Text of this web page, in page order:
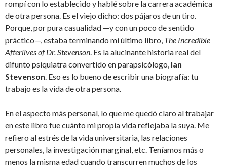
rompí con lo establecido y hablé sobre la carrera académica
de otra persona. Es el viejo dicho: dos pájaros de un tiro.
Porque, por pura casualidad —y con un poco de sentido
práctico—, estaba terminando mi último libro, The Incredible
Afterlives of Dr. Stevenson. Es la alucinante historia real del
difunto psiquiatra convertido en parapsicólogo, Ian
Stevenson. Eso es lo bueno de escribir una biografía: tu
trabajo es la vida de otra persona.
En el aspecto más personal, lo que me quedó claro al trabajar
en este libro fue cuánto mi propia vida reflejaba la suya. Me
refiero al estrés de la vida universitaria, las relaciones
personales, la investigación marginal, etc. Teníamos más o
menos la misma edad cuando transcurren muchos de los